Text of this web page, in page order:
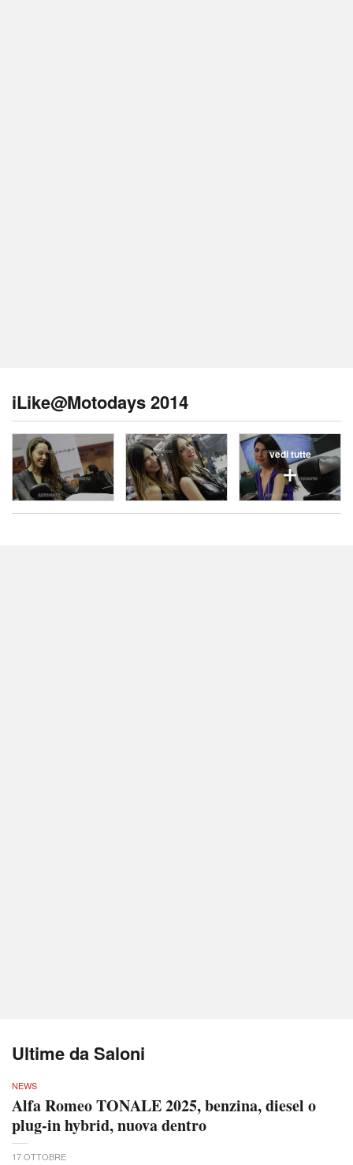
iLike@Motodays 2014
vedi tutte
Ultime da Saloni
NEWS
Alfa Romeo TONALE 2025, benzina, diesel o
plug-in hybrid, nuova dentro
17 OTTOBRE